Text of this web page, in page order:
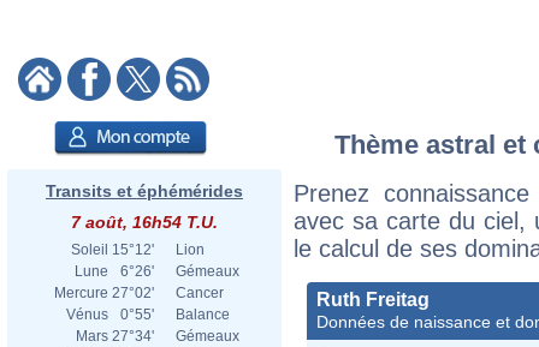
Transits et éphémérides
7 août, 16h54 T.U.
Soleil 15°12'
Lion
Lune
6°26'
Gémeaux
Mercure 27°02'
Cancer
Vénus
0°55'
Balance
Mars 27°34'
Gémeaux
Thème astral et
Prenez
avec sa carte du ciel,
le calcul de ses
Ruth Freitag
Données de naissance et